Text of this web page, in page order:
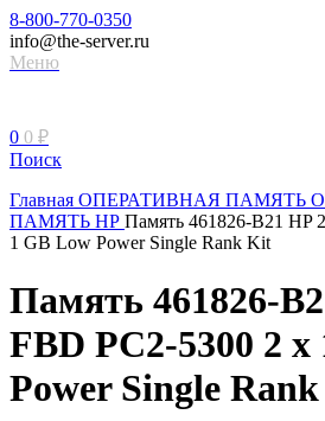
8-800-770-0350
info@the-server.ru
Меню
0 0 ₽
Поиск
Главная ОПЕРАТИВНАЯ ПАМЯТЬ
ПАМЯТЬ НР Память 461826-B21 HP
1 GB Low Power Single Rank Kit
Память 461826-
FBD PC2-5300 2
Power Single